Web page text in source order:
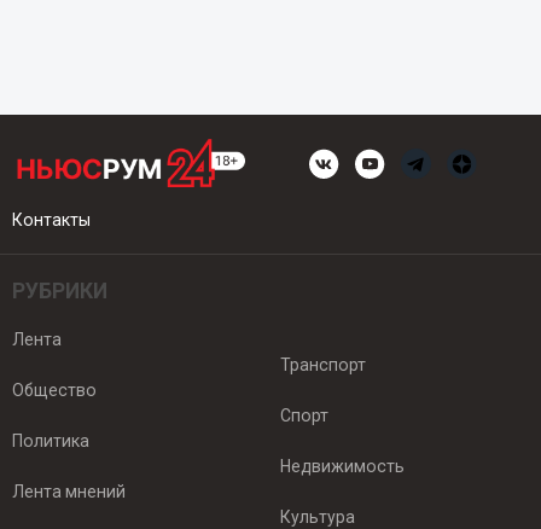
Контакты
РУБРИКИ
Лента
Общество
Политика
Лента мнений
Транспорт
Спорт
Недвижимость
Культура